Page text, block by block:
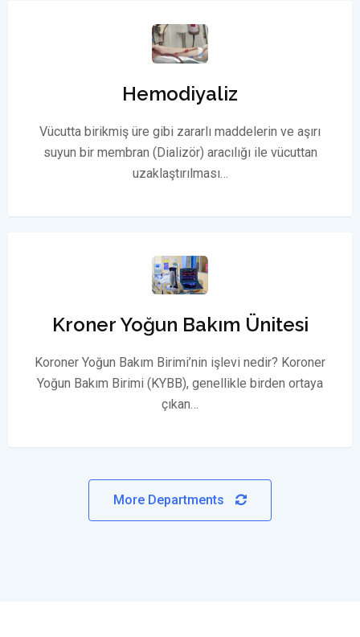
Hemodiyaliz
Vücutta birikmiş üre gibi zararlı maddelerin ve aşırı
suyun bir membran (Dializör) aracılığı ile vücuttan
uzaklaştırılması…
Kroner Yoğun Bakım Ünitesi
Koroner Yoğun Bakım Birimi’nin işlevi nedir? Koroner
Yoğun Bakım Birimi (KYBB), genellikle birden ortaya
çıkan…
More Departments